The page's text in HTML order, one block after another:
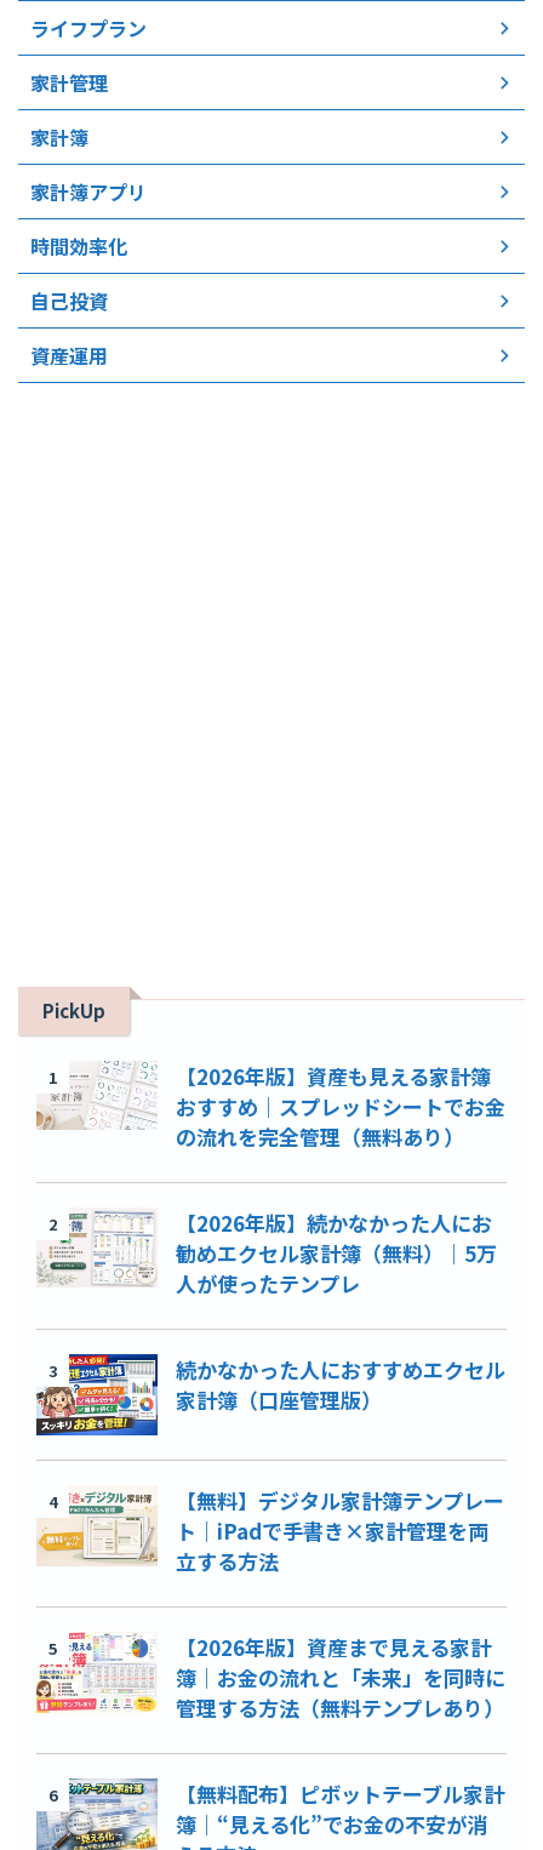
ライフプラン
家計管理
家計簿
家計簿アプリ
時間効率化
自己投資
資産運用
PickUp
1
【2026年版】資産も見える家計簿
おすすめ｜スプレッドシートでお金
の流れを完全管理（無料あり）
2
【2026年版】続かなかった人にお
勧めエクセル家計簿（無料）｜5万
人が使ったテンプレ
3
続かなかった人におすすめエクセル
家計簿（口座管理版）
4
【無料】デジタル家計簿テンプレー
ト｜iPadで手書き×家計管理を両
立する方法
5
【2026年版】資産まで見える家計
簿｜お金の流れと「未来」を同時に
管理する方法（無料テンプレあり）
6
【無料配布】ピボットテーブル家計
簿｜“見える化”でお金の不安が消